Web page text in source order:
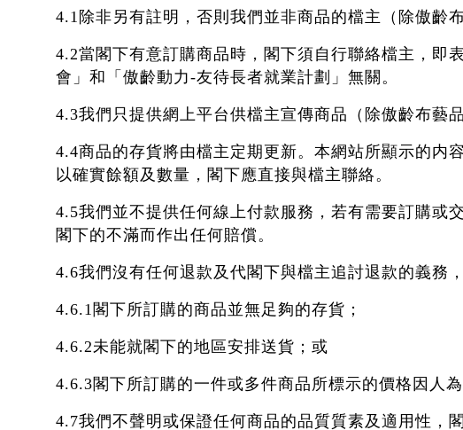
4.1除非另有註明，否則我們並非商品的檔主（除傲齡
4.2當閣下有意訂購商品時，閣下須自行聯絡檔主，即
會」和「傲齡動力-友待長者就業計劃」無關。
4.3我們只提供網上平台供檔主宣傳商品（除傲齡布藝
4.4商品的存貨將由檔主定期更新。本網站所顯示的内
以確實餘額及數量，閣下應直接與檔主聯絡。
4.5我們並不提供任何線上付款服務，若有需要訂購或
閣下的不滿而作出任何賠償。
4.6我們沒有任何退款及代閣下與檔主追討退款的義務
4.6.1閣下所訂購的商品並無足夠的存貨；
4.6.2未能就閣下的地區安排送貨；或
4.6.3閣下所訂購的一件或多件商品所標示的價格因人
4.7我們不聲明或保證任何商品的品質質素及適用性，